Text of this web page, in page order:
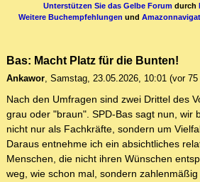
Unterstützen Sie das Gelbe Forum durch
Weitere Buchempfehlungen und
Bas: Macht Platz für die Bunten!
Ankawor, Samstag, 23.05.2026, 10:01 (vor 75
Nach den Umfragen sind zwei Drittel des
grau oder "braun". SPD-Bas sagt nun, wir
nicht nur als Fachkräfte, sondern um
Daraus entnehme ich ein absichtliches
Menschen, die nicht ihren Wünschen
weg, wie schon mal, sondern